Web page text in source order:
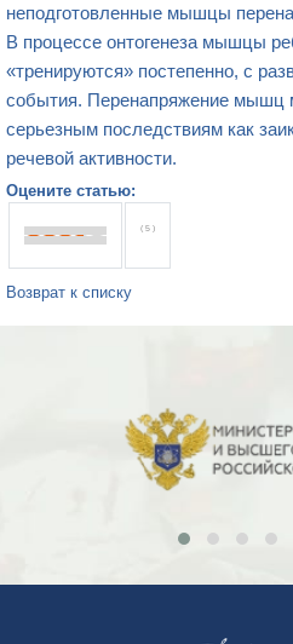
неподготовленные мышцы
В процессе онтогенеза мышцы
«тренируются» постепенно, с
события. Перенапряжение мышц
серьезным последствиям как
речевой активности.
Оцените статью:
( 5 )
Возврат к списку